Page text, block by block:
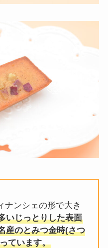
ナンシェの形で大き
いじっとりした表面
産のとみつ金時(さつ
ています。